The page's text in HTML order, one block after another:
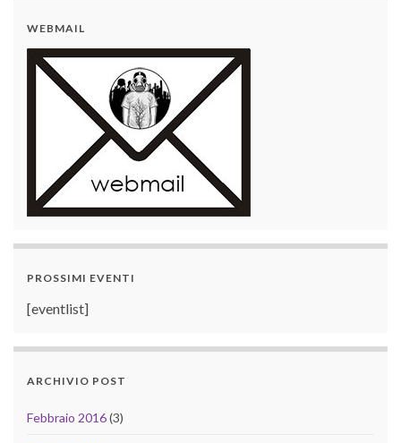
WEBMAIL
PROSSIMI EVENTI
[eventlist]
ARCHIVIO POST
Febbraio 2016(3)